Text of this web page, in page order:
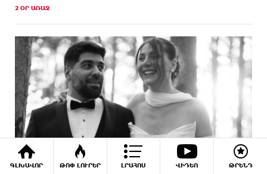
ԳԼԽԱՎՈՐ ԹՈՓ ԼՈՒՐԵՐ ԼՐԱՀՈՍ ՎԻԴԵՈ ԹՐԵՆԴ
2 ՕՐ ԱՌԱՋ